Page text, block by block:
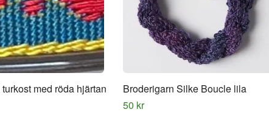
med röda hjärtan
Broderigarn Silke Boucle lila
50 kr